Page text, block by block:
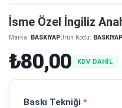
İsme Özel İngiliz
Marka: BASKIYAPÜrün Kodu:
₺80,00 KDV DAHİL
Baskı Tekniği *